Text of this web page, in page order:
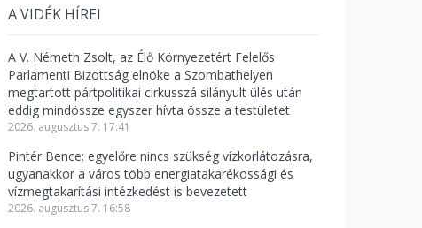
A VIDÉK HÍREI
A V. Németh Zsolt, az Élő Környezetért Felelős
Parlamenti Bizottság elnöke a Szombathelyen
megtartott pártpolitikai cirkusszá silányult ülés után
eddig mindössze egyszer hívta össze a testületet
2026. augusztus 7. 17:41
Pintér Bence: egyelőre nincs szükség vízkorlátozásra,
ugyanakkor a város több energiatakarékossági és
vízmegtakarítási intézkedést is bevezetett
2026. augusztus 7. 16:58